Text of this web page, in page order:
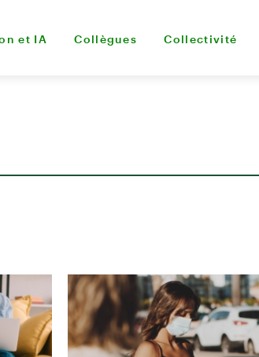
et IA Collègues Collectivité